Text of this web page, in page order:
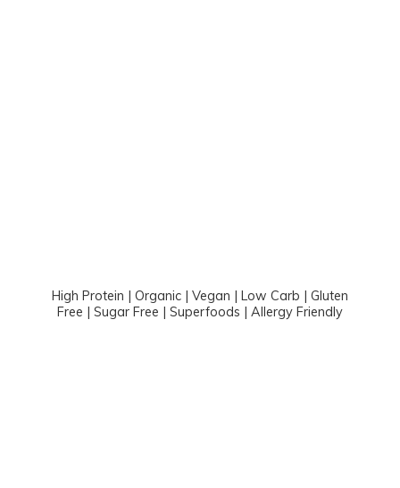
High Protein | Organic | Vegan | Low Carb | Gluten
Free | Sugar Free | Superfoods | Allergy Friendly